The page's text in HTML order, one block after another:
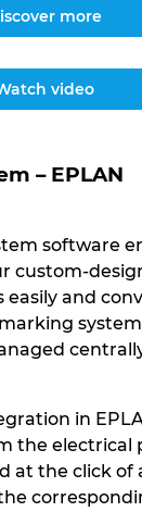
more
video
– EPLAN
software
custom-
and
in
the electrical
at the click of